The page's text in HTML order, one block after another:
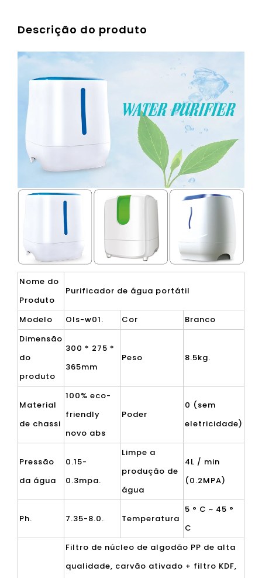
Descrição do produto
Nome do
Produto
Purificador de água portátil
Modelo Ols-w01. Cor
Branco
Dimensão
do
produto
300 * 275 *
365mm
Peso 8.5kg.
Material
de chassi
100% eco-
friendly
novo abs
Poder
0 (sem
eletricidade)
Pressão
da água
0.15-
0.3mpa.
Limpe a
produção de
água
4L / min
(0.2MPA)
Ph. 7.35-8.0. Temperatura
5 ° C ~ 45 °
C
Filtro de núcleo de algodão PP de alta
qualidade, carvão ativado + filtro KDF,